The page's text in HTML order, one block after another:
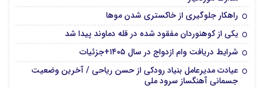
راهکار جلوگیری از خاکستری شدن موها
یکی از کوهنوردان مفقود شده در قله دماوند پیدا شد
شرایط دریافت وام ازدواج در سال ۱۴۰۵+جزئیات
عیادت مدیرعامل بنیاد رودکی از حسن ریاحی / آخرین وضعیت
جسمانی آهنگساز سرود ملی